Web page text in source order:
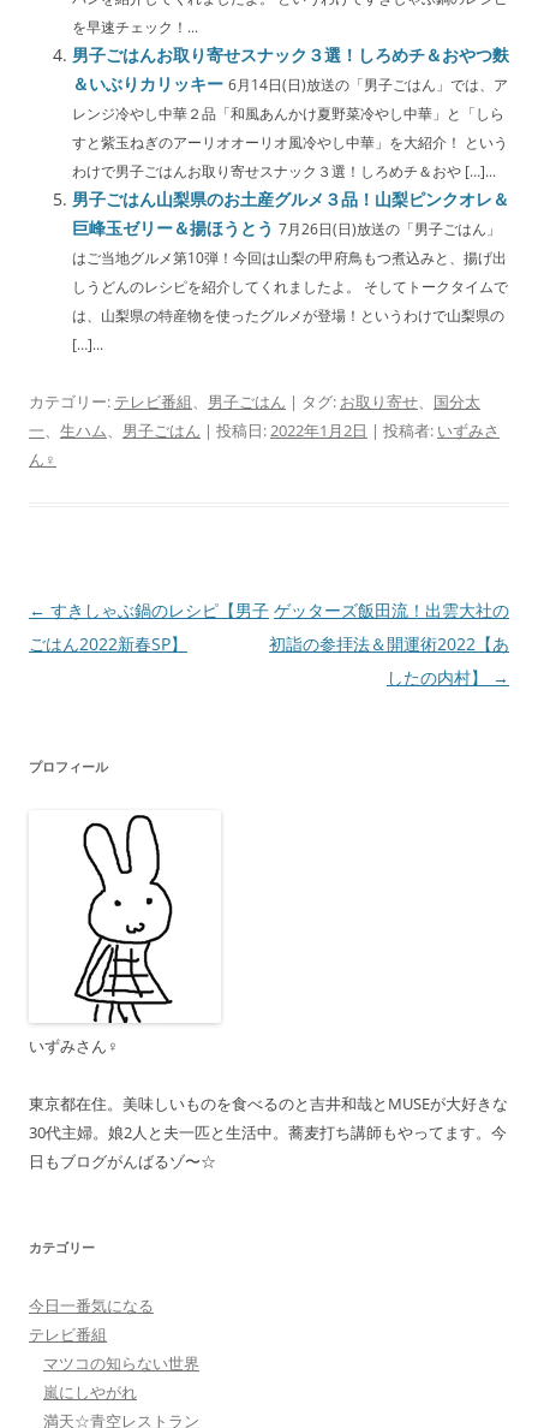
を早速チェック！...
男子ごはんお取り寄せスナック３選！しろめチ＆おやつ麩
＆いぶりカリッキー 6月14日(日)放送の「男子ごはん」では、ア
レンジ冷やし中華２品「和風あんかけ夏野菜冷やし中華」と「しら
すと紫玉ねぎのアーリオオーリオ風冷やし中華」を大紹介！ という
わけで男子ごはんお取り寄せスナック３選！しろめチ＆おや […]...
男子ごはん山梨県のお土産グルメ３品！山梨ピンクオレ＆
巨峰玉ゼリー＆揚ほうとう 7月26日(日)放送の「男子ごはん」
はご当地グルメ第10弾！今回は山梨の甲府鳥もつ煮込みと、揚げ出
しうどんのレシピを紹介してくれましたよ。 そしてトークタイムで
は、山梨県の特産物を使ったグルメが登場！というわけで山梨県の
[…]...
カテゴリー: テレビ番組、 男子ごはん | タグ: お取り寄せ、 国分太
一、 生ハム、 男子ごはん | 投稿日:2022年1月2日 | 投稿者: いずみさ
ん♀
投
稿
ー
← すきしゃぶ鍋のレシピ【男子
ごはん2022新春SP】
ゲッターズ飯田流！出雲大社の
初詣の参拝法＆開運術2022【あ
したの内村】
→
プロフィール
いずみさん♀
東京都在住。美味しいものを食べるのと吉井和哉とMUSEが大好きな
30代主婦。娘2人と夫一匹と生活中。蕎麦打ち講師もやってます。今
日もブログがんばるゾ〜☆
カテゴリー
今日一番気になる
テレビ番組
マツコの知らない世界
嵐にしやがれ
満天☆青空レストラン